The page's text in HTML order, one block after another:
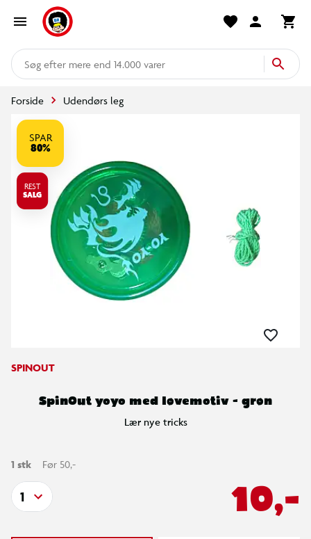
mere end 14.000 varer
Forside Udendørs leg
SPAR
80%
REST
SALG
SPINOUT
SpinOut yoyo med løvemotiv - grøn
Lær nye tricks
1 stk Før 50,-
10,-
1